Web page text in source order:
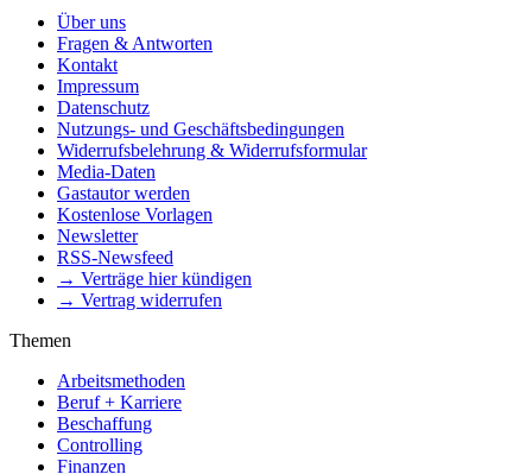
Über uns
Fragen & Antworten
Kontakt
Impressum
Datenschutz
Nutzungs- und Geschäftsbedingungen
Widerrufsbelehrung & Widerrufsformular
Media-Daten
Gastautor werden
Kostenlose Vorlagen
Newsletter
RSS-Newsfeed
→ Verträge hier kündigen
→ Vertrag widerrufen
Themen
Arbeitsmethoden
Beruf + Karriere
Beschaffung
Controlling
Finanzen